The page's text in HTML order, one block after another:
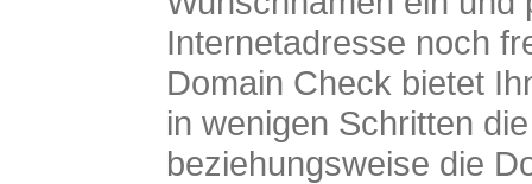
Internetadresse noch
Domain Check bietet
in wenigen Schritten
beziehungsweise die